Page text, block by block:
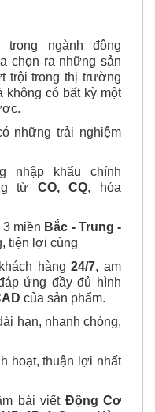
ngành động
chọn ra những sản
trội trong thị trường
có bất kỳ một
những trải nghiệm
nhập khẩu chính
từ CO, CQ, hóa
miền Bắc - Trung -
tiện lợi cùng
hàng24/7, am
ứng đầy đủ hình
của sản phẩm.
hạn, nhanh chóng,
hoạt, thuận lợi nhất
bài viết Động Cơ